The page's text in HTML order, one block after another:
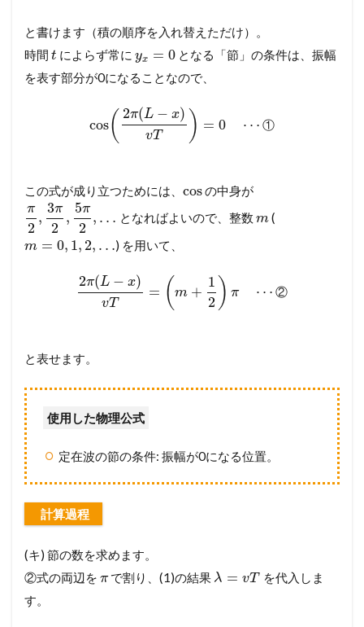
と書けます（積の順序を入れ替えただけ）。
時間 t によらず常に yx = 0 となる「節」の条件は、振幅
を表す部分が0になることなので、
cos( 2π(L − x)
vT ) = 0 ⋯ ①
この式が成り立つためには、 cosの中身が
π
2
,
3π
2
,
5π
2
, … となればよいので、整数 m(
m = 0, 1, 2, …) を用いて、
2π(L − x)
vT
= ( m +
1
2 ) π ⋯ ②
と表せます。
使用した物理公式
定在波の節の条件: 振幅が0になる位置。
計算過程
(キ) 節の数を求めます。
②式の両辺を πで割り、(1)の結果 λ = vT を代入しま
す。